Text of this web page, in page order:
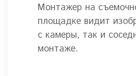
Монтажер на
площадке видит
с камеры, так и
монтаже.